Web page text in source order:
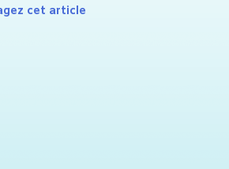
cet article